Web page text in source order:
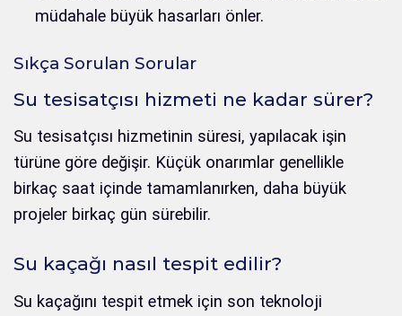
müdahale büyük hasarları önler.
Sıkça Sorulan Sorular
Su tesisatçısı hizmeti ne kadar sürer?
Su tesisatçısı hizmetinin süresi, yapılacak işin
türüne göre değişir. Küçük onarımlar genellikle
birkaç saat içinde tamamlanırken, daha büyük
projeler birkaç gün sürebilir.
Su kaçağı nasıl tespit edilir?
Su kaçağını tespit etmek için son teknoloji